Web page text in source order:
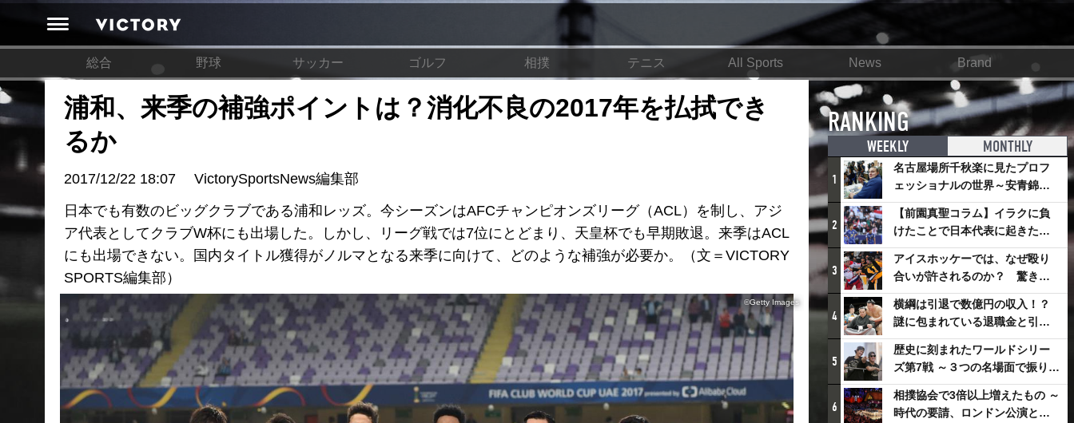
総合 野球 サッカー ゴルフ 相撲 テニス All Sports News Brand
浦和、来季の補強ポイントは？消化不良の2017年を払拭でき
るか
2017/12/22 18:07
VictorySportsNews編集部
日本でも有数のビッグクラブである浦和レッズ。今シーズンはAFCチャンピオンズリーグ（ACL）を制し、アジ
ア代表としてクラブW杯にも出場した。しかし、リーグ戦では7位にとどまり、天皇杯でも早期敗退。来季はACL
にも出場できない。国内タイトル獲得がノルマとなる来季に向けて、どのような補強が必要か。（文＝VICTORY
SPORTS編集部）
©Getty Images
RANKING
WEEKLY MONTHLY
1
名古屋場所千秋楽に見たプロフ
ェッショナルの世界～安青錦の
優勝を巡るさまざまなドラマ
2
【前園真聖コラム】イラクに負
けたことで日本代表に起きたプ
ラスとは
3
アイスホッケーでは、なぜ殴り
合いが許されるのか？ 驚きの
「ファイティング」ルールにつ
いて
4
横綱は引退で数億円の収入！？
謎に包まれている退職金と引退
相撲興行
5
歴史に刻まれたワールドシリー
ズ第7戦 ～３つの名場面で振り返
る～
6
相撲協会で3倍以上増えたもの ～
時代の要請、ロンドン公演と古